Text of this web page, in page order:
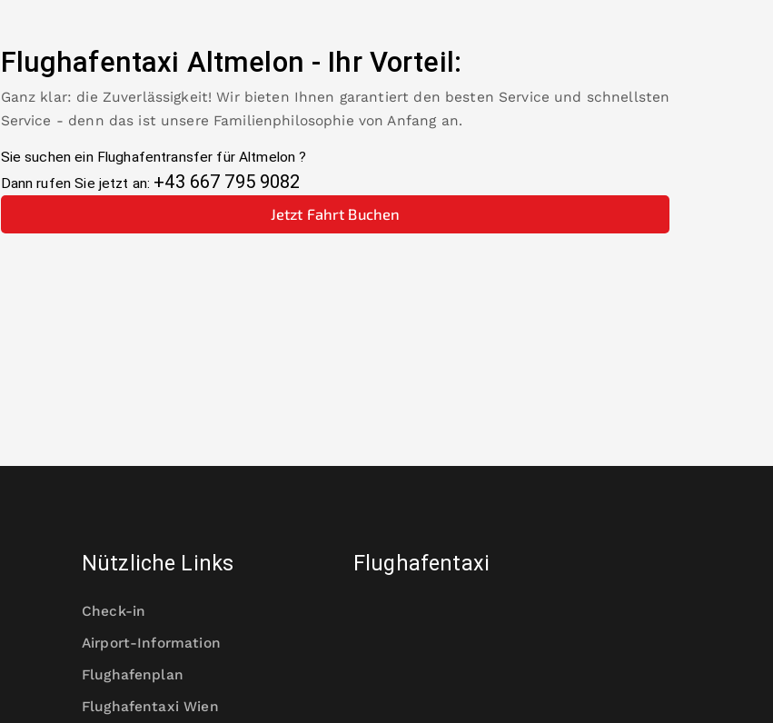
Flughafentaxi Altmelon - Ihr Vorteil:
Ganz klar: die Zuverlässigkeit! Wir bieten Ihnen garantiert den besten Service und schnellsten
Service - denn das ist unsere Familienphilosophie von Anfang an.
Sie suchen ein Flughafentransfer für Altmelon ?
Dann rufen Sie jetzt an: +43 667 795 9082
Jetzt Fahrt Buchen
Nützliche Links
Check-in
Airport-Information
Flughafenplan
Flughafentaxi Wien
Flughafentaxi